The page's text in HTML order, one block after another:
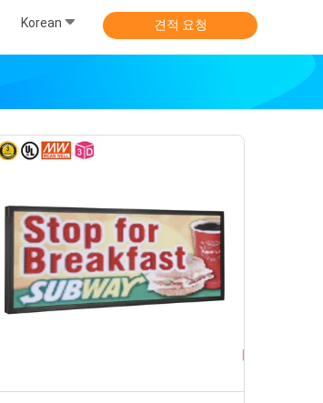
Korean 견적 요청